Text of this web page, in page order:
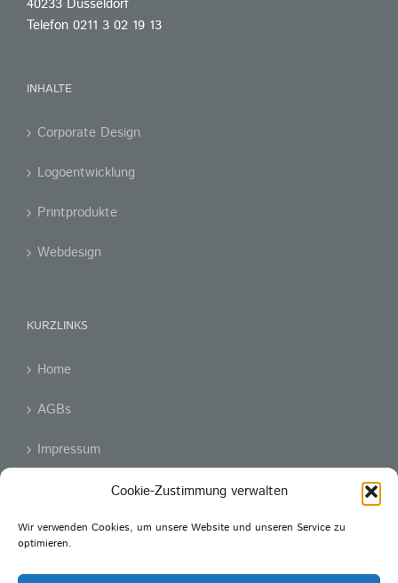
Cookie-Zustimmung verwalten
Wir verwenden Cookies, um unsere Website und unseren Service zu
optimieren.
40233 Düsseldorf
Telefon 0211 3 02 19 13
INHALTE
Corporate Design
Logoentwicklung
Printprodukte
Webdesign
KURZLINKS
Home
AGBs
Impressum
Datenschutzerklärung
Cookie-Richtlinie (EU)